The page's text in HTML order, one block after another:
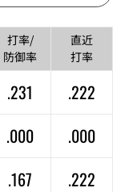
打率/
防御率
直近
打率
.231
.222
.000
.000
.167
.222